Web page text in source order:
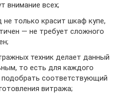
внимание всех;
только красит шкаф купе,
— не требует сложного
техник делает данный
то есть для каждого
соответствующий
витража;